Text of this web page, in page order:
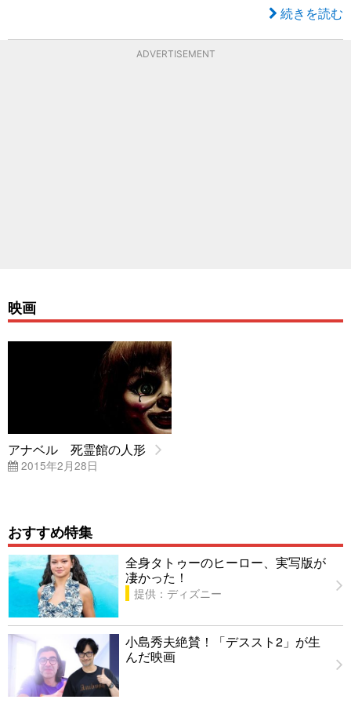
続きを読む
ADVERTISEMENT
映画
アナベル 死霊館の人形
2015年2月28日
おすすめ特集
全身タトゥーのヒーロー、実写版が
凄かった！
提供：ディズニー
小島秀夫絶賛！「デススト2」が生
んだ映画